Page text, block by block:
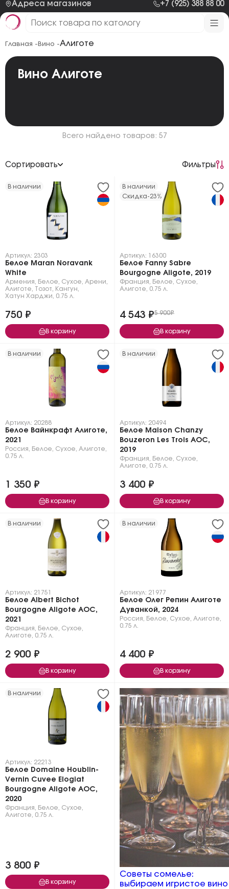
Адреса магазинов +7 (925) 388 88 00
Главная - Вино -Алиготе
Вино Алиготе
Всего найдено товаров: 57
Сортировать Фильтры
В наличии
Артикул: 2303
Белое Maran Noravank
White
Армения Белое Сухое Арени
Алиготе
Тозот Кангун
Хатун Харджи
0.75 л.
750 ₽
В корзину
В наличии
Скидка-23%
Артикул: 16300
Белое Fanny Sabre
Bourgogne Aligote, 2019
Франция Белое Сухое
Алиготе
0.75 л.
4 543 ₽5 900₽
В корзину
В наличии
Артикул: 20288
Белое Вайнкрафт Алиготе,
2021
Россия Белое Сухое Алиготе
0.75 л.
1 350 ₽
В корзину
В наличии
Артикул: 20494
Белое Maison Chanzy
Bouzeron Les Trois AOC,
2019
Франция Белое Сухое
Алиготе
0.75 л.
3 400 ₽
В корзину
В наличии
Артикул: 21751
Белое Albert Bichot
Bourgogne Aligote AOC,
2021
Франция Белое Сухое
Алиготе
0.75 л.
2 900 ₽
В корзину
В наличии
Артикул: 21977
Белое Олег Репин Алиготе
Дуванкой, 2024
Россия Белое Сухое Алиготе
0.75 л.
4 400 ₽
В корзину
В наличии
Артикул: 22213
Белое Domaine Houblin-
Vernin Cuvee Elogiat
Bourgogne Aligote AOC,
2020
Франция Белое Сухое
Алиготе
0.75 л.
3 800 ₽
В корзину
Советы сомелье:
выбираем игристое вино